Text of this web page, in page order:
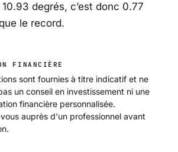
degrés, c’est donc 0.77
le record.
FINANCIÈRE
sont fournies à titre indicatif et ne
un conseil en investissement ni une
financière personnalisée.
auprès d'un professionnel avant